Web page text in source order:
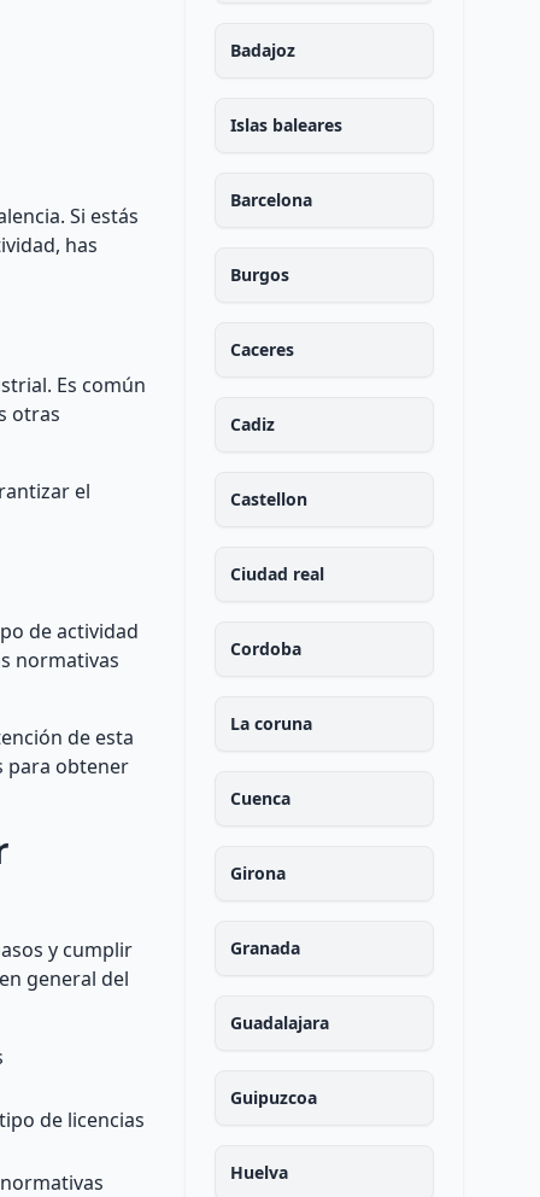
Si estás
has
Es común
otras
el
de actividad
normativas
de esta
para obtener
y cumplir
general del
de licencias
Badajoz
Islas baleares
Barcelona
Burgos
Caceres
Cadiz
Castellon
Ciudad real
Cordoba
La coruna
Cuenca
Girona
Granada
Guadalajara
Guipuzcoa
Huelva